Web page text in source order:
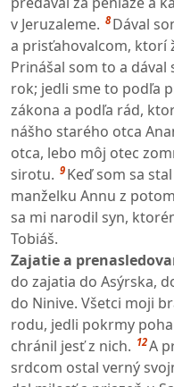
v Jeruzaleme. 8 Dával
a prisťahovalcom, ktorí
Prinášal som to a
rok; jedli sme to podľa
zákona a podľa rád,
nášho starého otca
otca, lebo môj otec
sirotu. 9 Keď som sa
manželku Annu z
sa mi narodil syn,
Tobiáš.
Zajatie a
do zajatia do Asýrska,
do Ninive. Všetci moji
rodu, jedli pokrmy
chránil jesť z nich. 12A
srdcom ostal verný